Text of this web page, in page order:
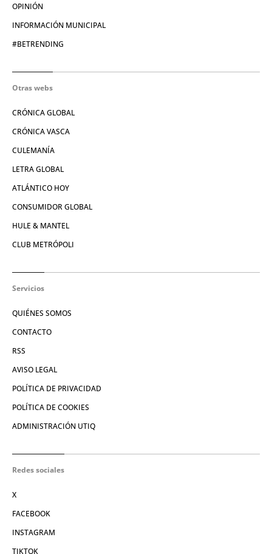
OPINIÓN
INFORMACIÓN MUNICIPAL
#BETRENDING
Otras webs
CRÓNICA GLOBAL
CRÓNICA VASCA
CULEMANÍA
LETRA GLOBAL
ATLÁNTICO HOY
CONSUMIDOR GLOBAL
HULE & MANTEL
CLUB METRÓPOLI
Servicios
QUIÉNES SOMOS
CONTACTO
RSS
AVISO LEGAL
POLÍTICA DE PRIVACIDAD
POLÍTICA DE COOKIES
ADMINISTRACIÓN UTIQ
Redes sociales
X
FACEBOOK
INSTAGRAM
TIKTOK